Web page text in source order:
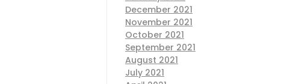
December 2021
November 2021
October 2021
September 2021
August 2021
July 2021